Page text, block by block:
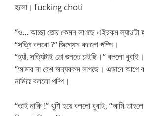
হলো। fucking choti
“ও… আচ্ছা তোর কেমন লাগছে এইরকম ল্যাংটো
“সত্যি বলবো ?” জিগ্যেস করলো পম্পি।
“হ্যাঁ, সত্যিটাই তো শুনতে চাইছি।“ বললো বুবাই।
“আমার না বেশ অন্যরকম লাগছে। এভাবে আগে
নামিয়ে বললো পম্পি।
“তাই নাকি !” খুশি হয়ে বললো বুবাই, “আমি